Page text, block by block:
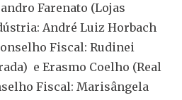
Farenato (Lojas
André Luiz Horbach
Fiscal: Rudinei
e Erasmo Coelho (Real
Fiscal: Marisângela